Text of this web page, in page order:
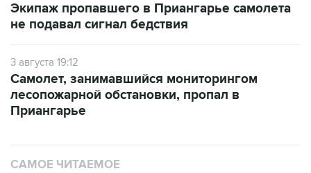
Экипаж пропавшего в Приангарье самолета
не подавал сигнал бедствия
3 августа 19:12
Самолет, занимавшийся мониторингом
лесопожарной обстановки, пропал в
Приангарье
САМОЕ ЧИТАЕМОЕ